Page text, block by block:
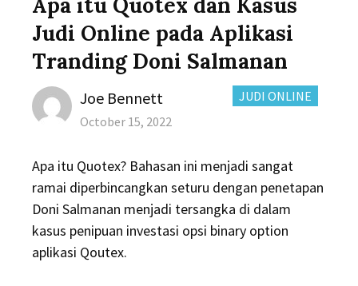
Judi Online pada Aplikasi
Tranding Doni Salmanan
CATEGORIES:
JUDI ONLINE
Author
Joe Bennett
Posted
October 15, 2022
Apa itu Quotex? Bahasan ini menjadi sangat
ramai diperbincangkan seturu dengan penetapan
Doni Salmanan menjadi tersangka di dalam
kasus penipuan investasi opsi binary option
aplikasi Qoutex.